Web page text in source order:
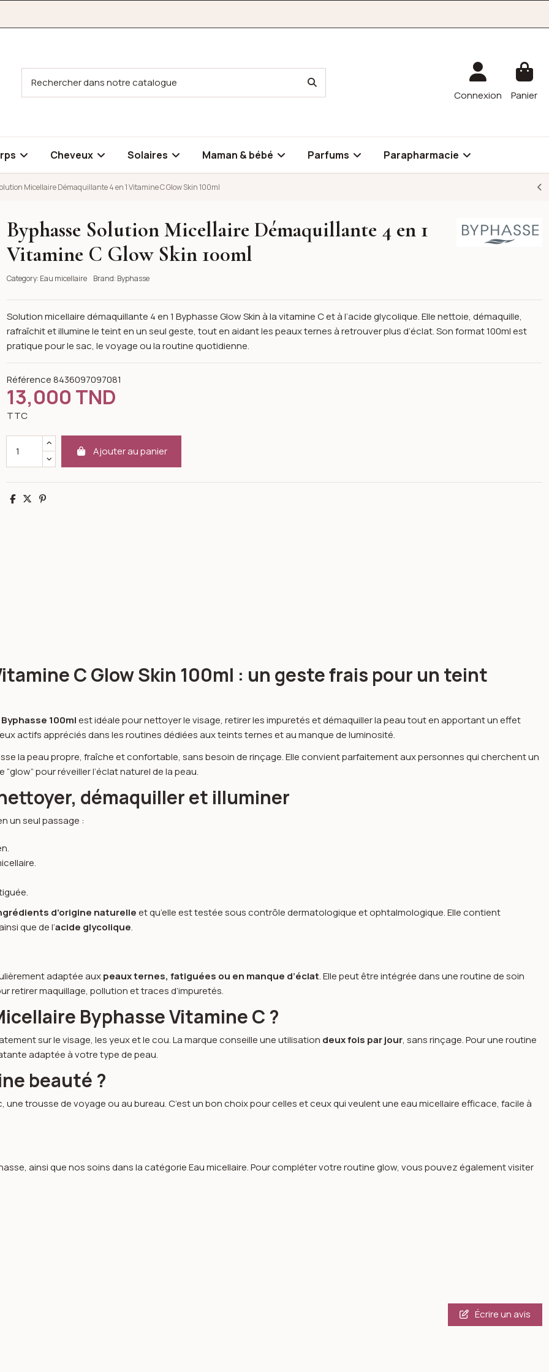
Connexion Panier
Cheveux Solaires Maman & bébé Parfums Parapharmacie
Micellaire Démaquillante 4 en 1 Vitamine C Glow Skin 100ml
4 en 1 Vitamine C Glow Skin 100ml
4 en 1 Vitamine C Glow Skin 100ml Byphasse
Byphasse Solution Micellaire Démaquillante 4 en 1
Vitamine C Glow Skin 100ml
Category: Eau micellaire Brand: Byphasse
Solution micellaire démaquillante 4 en 1 Byphasse Glow Skin à la vitamine C et à l’acide glycolique. Elle nettoie, démaquille,
rafraîchit et illumine le teint en un seul geste, tout en aidant les peaux ternes à retrouver plus d’éclat. Son format 100ml est
pratique pour le sac, le voyage ou la routine quotidienne.
Référence 8436097097081
13,000 TND
TTC
Ajouter au panier
Partager
TweetPinterest
C Glow Skin 100ml : un geste frais pour un teint
100mlest idéale pour nettoyer le visage, retirer les impuretés et démaquiller la peau tout en apportant un effet
actifs appréciés dans les routines dédiées aux teints ternes et au manque de luminosité.
la peau propre, fraîche et confortable, sans besoin de rinçage. Elle convient parfaitement aux personnes qui cherchent un
pour réveiller l’éclat naturel de la peau.
démaquiller et illuminer
un seul passage :
d’origine naturelleet qu’elle est testée sous contrôle dermatologique et ophtalmologique. Elle contient
que de l’acide glycolique.
adaptée auxpeaux ternes, fatiguées ou en manque d’éclat. Elle peut être intégrée dans une routine de soin
retirer maquillage, pollution et traces d’impuretés.
Byphasse Vitamine C ?
sur le visage, les yeux et le cou. La marque conseille une utilisation deux fois par jour, sans rinçage. Pour une routine
adaptée à votre type de peau.
beauté ?
trousse de voyage ou au bureau. C’est un bon choix pour celles et ceux qui veulent une eau micellaire efficace, facile à
, ainsi que nos soins dans la catégorieEau micellaire. Pour compléter votre routine glow, vous pouvez également visiter
Écrire un avis